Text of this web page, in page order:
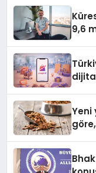
9,6
Yeni